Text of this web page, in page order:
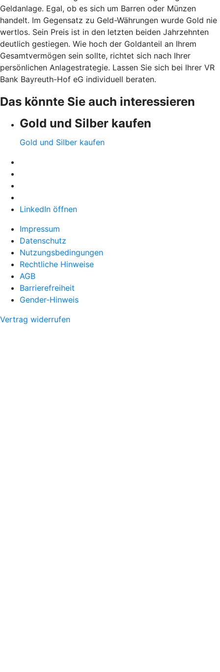
Geldanlage. Egal, ob es sich um Barren oder Münzen
handelt. Im Gegensatz zu Geld-Währungen wurde Gold nie
wertlos. Sein Preis ist in den letzten beiden Jahrzehnten
deutlich gestiegen. Wie hoch der Goldanteil an Ihrem
Gesamtvermögen sein sollte, richtet sich nach Ihrer
persönlichen Anlagestrategie. Lassen Sie sich bei Ihrer VR
Bank Bayreuth-Hof eG individuell beraten.
Das könnte Sie auch interessieren
Gold und Silber kaufen
Gold und Silber kaufen
LinkedIn öffnen
Impressum
Datenschutz
Nutzungsbedingungen
Rechtliche Hinweise
AGB
Barrierefreiheit
Gender-Hinweis
Vertrag widerrufen